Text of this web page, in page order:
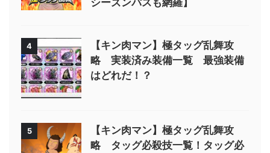
4
【キン肉マン】極タッグ乱舞攻
略 実装済み装備一覧 最強装備
はどれだ！？
5
【キン肉マン】極タッグ乱舞攻
略 タッグ必殺技一覧！タッグ必